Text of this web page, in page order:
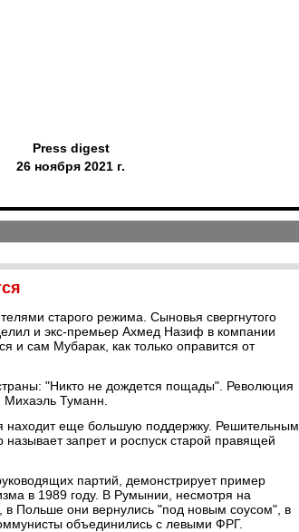
Press digest
26 ноября 2021 г.
старого режима. Сыновья свергнутого
и экс-премьер Ахмед Назиф в компании
и сам Мубарак, как только оправится от
"Никто не дождется пощады". Революция
Михаэль Туманн.
находит еще большую поддержку. Решительным
запрет и роспуск старой правящей
партий, демонстрирует пример
в 1989 году. В Румынии, несмотря на
в Польше они вернулись "под новым соусом", в
объединились с левыми ФРГ.